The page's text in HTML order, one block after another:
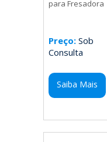
para Fresadora
Preço: Sob
Consulta
Saiba Mais